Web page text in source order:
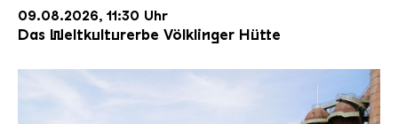
09.08.2026, 11:30 Uhr
Das Weltkulturerbe Völklinger Hütte